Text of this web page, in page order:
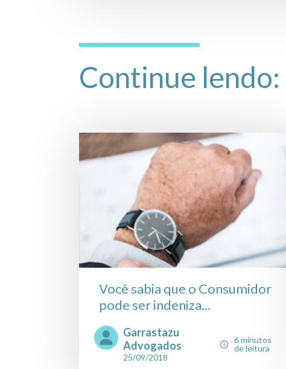
Continue lendo:
Você sabia que o Consumidor
pode ser indeniza...
Garrastazu
Advogados
25/09/2018
6 minutos
de leitura